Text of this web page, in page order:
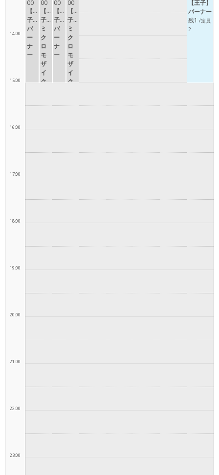
14:00
15:00
16:00
17:00
18:00
19:00
20:00
21:00
22:00
23:00
00
【王
子】
バ
ー
ナ
ー
00
【王
子】
ミ
ク
ロ
モ
ザ
イ
ク
00
【王
子】
バ
ー
ナ
ー
00
【王
子】
ミ
ク
ロ
モ
ザ
イ
ク
【王子】
バーナー
残1 /定員
2